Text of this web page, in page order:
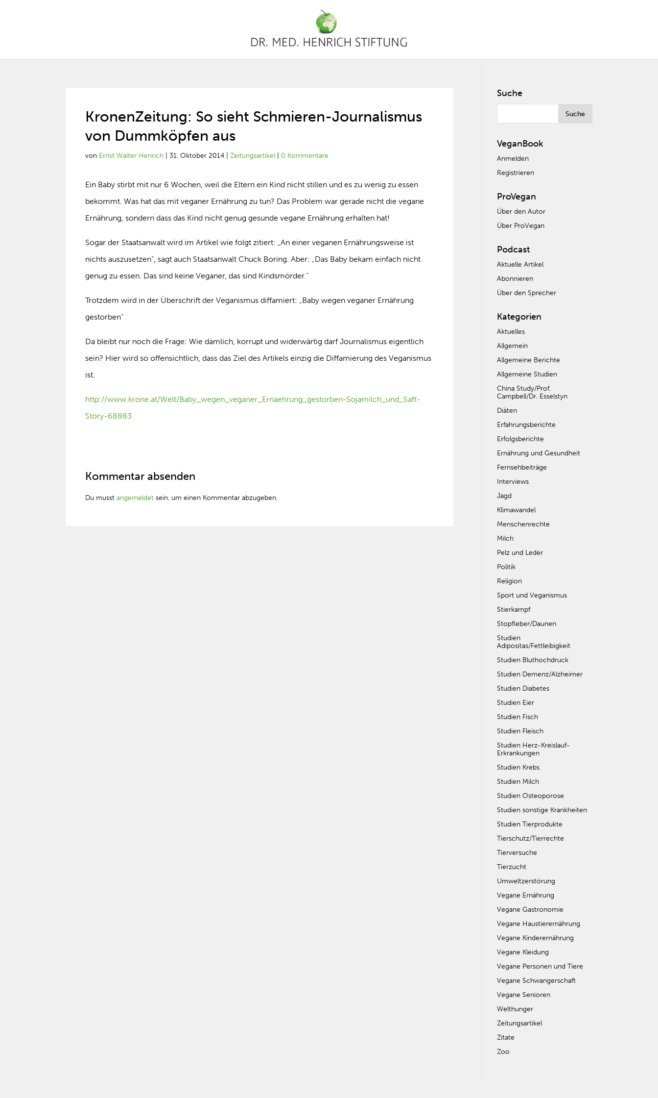
KronenZeitung: So sieht Schmieren-Journalismus
von Dummköpfen aus
von Ernst Walter Henrich |31. Oktober 2014 |Zeitungsartikel 0 Kommentare
Ein Baby stirbt mit nur 6 Wochen, weil die Eltern ein Kind nicht stillen und es zu wenig zu essen
bekommt. Was hat das mit veganer Ernährung zu tun? Das Problem war gerade nicht die vegane
Ernährung, sondern dass das Kind nicht genug gesunde vegane Ernährung erhalten hat!
Sogar der Staatsanwalt wird im Artikel wie folgt zitiert: „An einer veganen Ernährungsweise ist
nichts auszusetzen“, sagt auch Staatsanwalt Chuck Boring. Aber: „Das Baby bekam einfach nicht
genug zu essen. Das sind keine Veganer, das sind Kindsmörder.“
Trotzdem wird in der Überschrift der Veganismus diffamiert: „Baby wegen veganer Ernährung
gestorben“
Da bleibt nur noch die Frage: Wie dämlich, korrupt und widerwärtig darf Journalismus eigentlich
sein? Hier wird so offensichtlich, dass das Ziel des Artikels einzig die Diffamierung des Veganismus
ist.
http://www.krone.at/Welt/Baby_wegen_veganer_Ernaehrung_gestorben-Sojamilch_und_Saft-
Story-68883
Kommentar absenden
Du musstangemeldet sein, um einen Kommentar abzugeben.
Suche
VeganBook
Anmelden
Registrieren
ProVegan
Über den Autor
Über ProVegan
Podcast
Aktuelle Artikel
Abonnieren
Über den Sprecher
Kategorien
Aktuelles
Allgemein
Allgemeine Berichte
Allgemeine Studien
China Study/Prof.
Campbell/Dr. Esselstyn
Diäten
Erfahrungsberichte
Erfolgsberichte
Ernährung und Gesundheit
Fernsehbeiträge
Interviews
Jagd
Klimawandel
Menschenrechte
Milch
Pelz und Leder
Politik
Religion
Sport und Veganismus
Stierkampf
Stopfleber/Daunen
Studien
Adipositas/Fettleibigkeit
Studien Bluthochdruck
Studien Demenz/Alzheimer
Studien Diabetes
Studien Eier
Studien Fisch
Studien Fleisch
Studien Herz-Kreislauf-
Erkrankungen
Studien Krebs
Studien Milch
Studien Osteoporose
Studien sonstige Krankheiten
Studien Tierprodukte
Tierschutz/Tierrechte
Tierversuche
Tierzucht
Umweltzerstörung
Vegane Ernährung
Vegane Gastronomie
Vegane Haustierernährung
Vegane Kinderernährung
Vegane Kleidung
Vegane Personen und Tiere
Vegane Schwangerschaft
Vegane Senioren
Welthunger
Zeitungsartikel
Zitate
Zoo